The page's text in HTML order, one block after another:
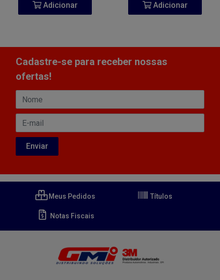
Adicionar Adicionar
Cadastre-se para receber nossas
ofertas!
Meus Pedidos Títulos
Notas Fiscais